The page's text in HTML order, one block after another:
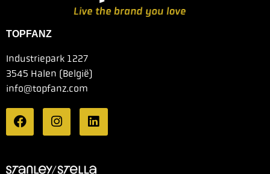
TOPFANZ
Industriepark 1227
3545 Halen (België)
info@topfanz.com